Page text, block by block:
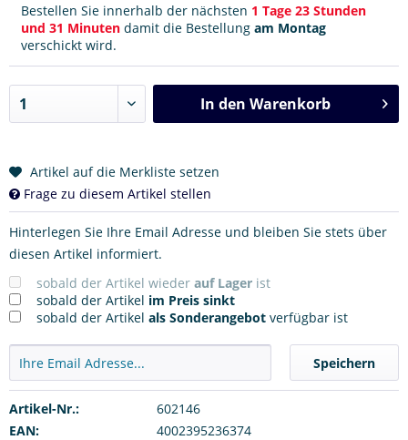
Bestellen Sie innerhalb der nächsten 1 Tage 23 Stunden
und 31 Minuten damit die Bestellung am Montag
verschickt wird.
In den Warenkorb
Artikel auf die Merkliste setzen
Frage zu diesem Artikel stellen
Hinterlegen Sie Ihre Email Adresse und bleiben Sie stets über
diesen Artikel informiert.
sobald der Artikel wieder auf Lager ist
sobald der Artikel im Preis sinkt
sobald der Artikel als Sonderangebot verfügbar ist
Speichern
Artikel-Nr.:
602146
EAN:
4002395236374